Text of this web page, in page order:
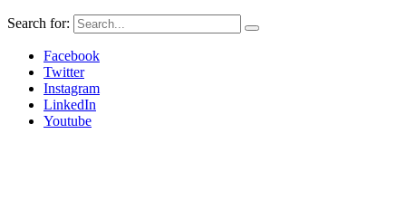
Search for:
Facebook
Twitter
Instagram
LinkedIn
Youtube